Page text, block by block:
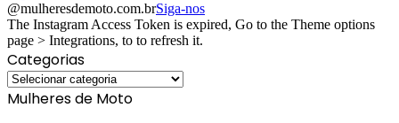
@mulheresdemoto.com.brSiga-nos
The Instagram Access Token is expired, Go to the Theme options
page > Integrations, to to refresh it.
Categorias
Categorias
Mulheres de Moto